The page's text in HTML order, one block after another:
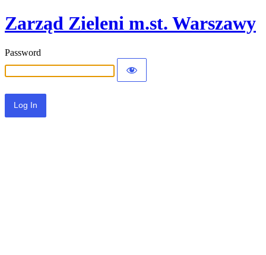
Zarząd Zieleni m.st. Warszawy
Password